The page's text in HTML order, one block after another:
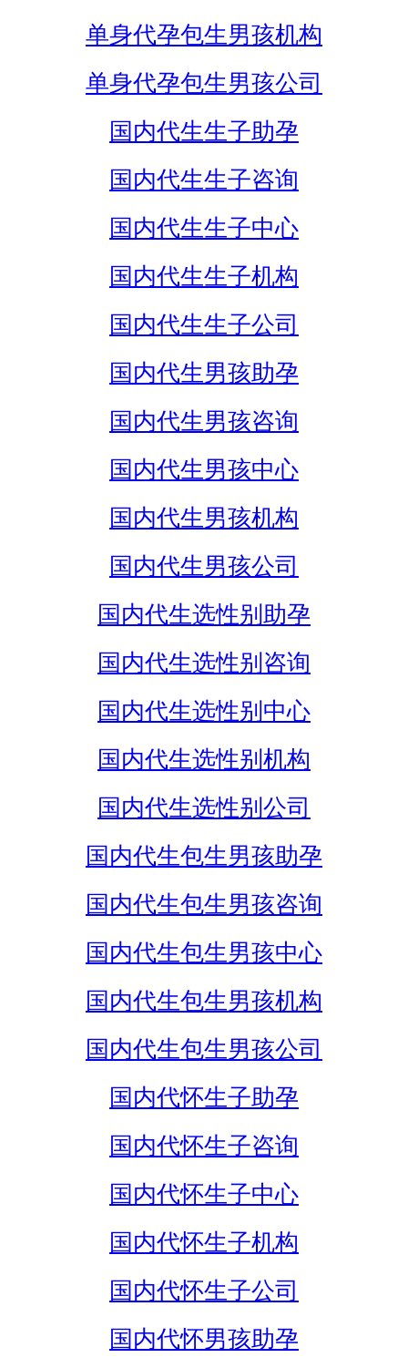
单身代孕包生男孩机构
单身代孕包生男孩公司
国内代生生子助孕
国内代生生子咨询
国内代生生子中心
国内代生生子机构
国内代生生子公司
国内代生男孩助孕
国内代生男孩咨询
国内代生男孩中心
国内代生男孩机构
国内代生男孩公司
国内代生选性别助孕
国内代生选性别咨询
国内代生选性别中心
国内代生选性别机构
国内代生选性别公司
国内代生包生男孩助孕
国内代生包生男孩咨询
国内代生包生男孩中心
国内代生包生男孩机构
国内代生包生男孩公司
国内代怀生子助孕
国内代怀生子咨询
国内代怀生子中心
国内代怀生子机构
国内代怀生子公司
国内代怀男孩助孕